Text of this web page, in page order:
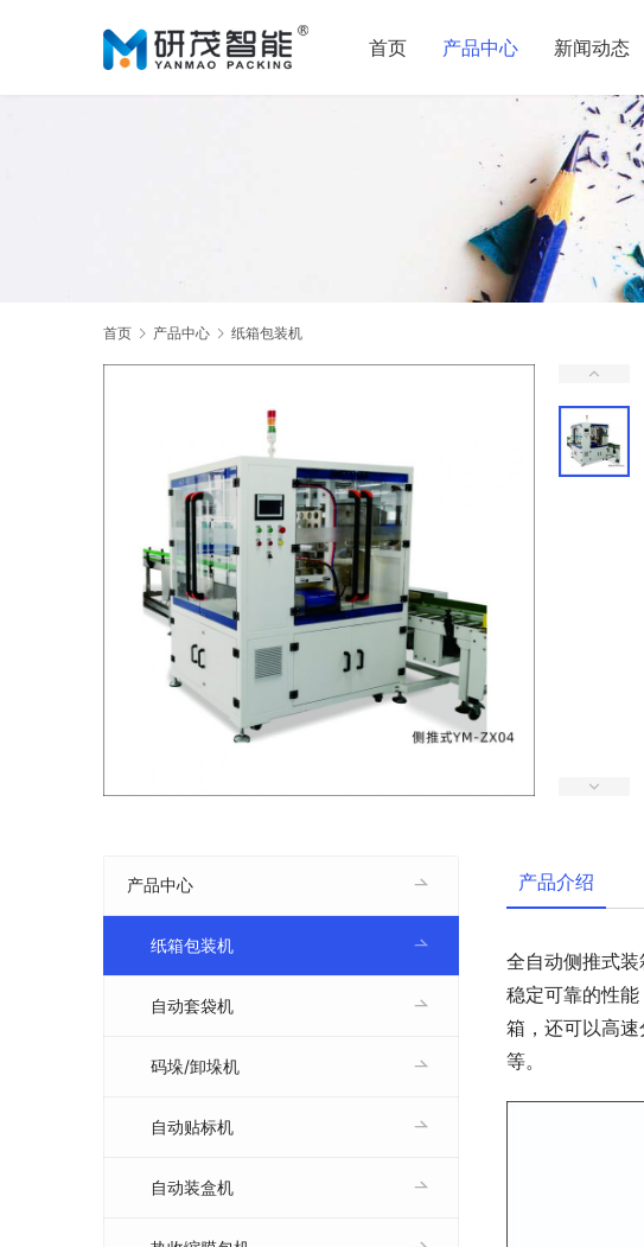
首页 产品中心 新闻动态
首页 产品中心 纸箱包装机
产品介绍
全自动侧推式
稳定可靠的性
箱，还可以高
等。
产品中心
纸箱包装机
自动套袋机
码垛/卸垛机
自动贴标机
自动装盒机